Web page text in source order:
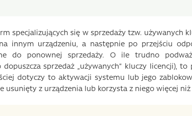
specjalizujących się w sprzedaży tzw. używanych
innym urządzeniu, a następnie po przejściu
do ponownej sprzedaży. O ile trudno
sprzedaż „używanych” kluczy licencji),
dotyczy to aktywacji systemu lub jego
usunięty z urządzenia lub korzysta z niego więcej